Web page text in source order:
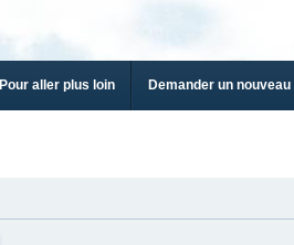
Pour aller plus loin Demander un